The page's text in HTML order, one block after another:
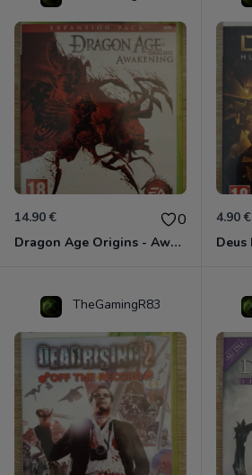
14.90 € 0
Dragon Age Origins - Awakening Xbox 360
4.90 €
TheGamingR83